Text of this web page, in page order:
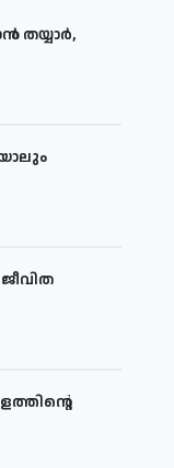
തയ്യാര്‍,